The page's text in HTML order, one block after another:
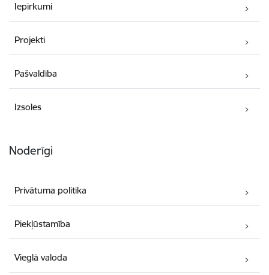
Iepirkumi
Projekti
Pašvaldība
Izsoles
Noderīgi
Privātuma politika
Piekļūstamība
Vieglā valoda